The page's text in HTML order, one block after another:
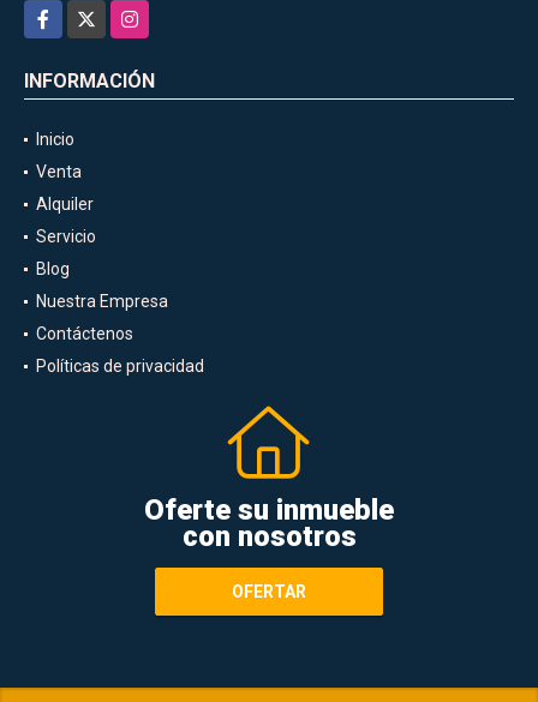
Facebook
Instagram
INFORMACIÓN
Inicio
Venta
Alquiler
Servicio
Blog
Nuestra Empresa
Contáctenos
Políticas de privacidad
Oferte su inmueble
con nosotros
OFERTAR